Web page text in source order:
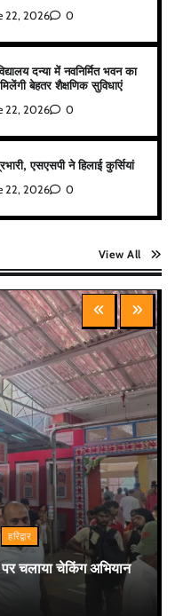
22, 2026 0
दन्या में नवनिर्मित भवन का
बेहतर शैक्षणिक सुविधाएं
22, 2026 0
एसएसपी ने हिलाई कुर्सियां
22, 2026 0
View All
हरिद्वार
चलाया चेकिंग अभियान